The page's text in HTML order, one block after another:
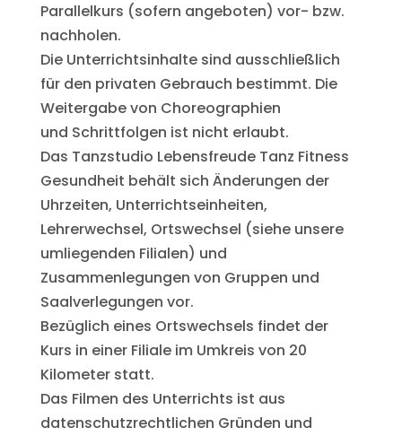
Parallelkurs (sofern angeboten) vor- bzw.
nachholen.
Die Unterrichtsinhalte sind ausschließlich
für den privaten Gebrauch bestimmt. Die
Weitergabe von Choreographien
und Schrittfolgen ist nicht erlaubt.
Das Tanzstudio Lebensfreude Tanz Fitness
Gesundheit behält sich Änderungen der
Uhrzeiten, Unterrichtseinheiten,
Lehrerwechsel, Ortswechsel (siehe unsere
umliegenden Filialen) und
Zusammenlegungen von Gruppen und
Saalverlegungen vor.
Bezüglich eines Ortswechsels findet der
Kurs in einer Filiale im Umkreis von 20
Kilometer statt.
Das Filmen des Unterrichts ist aus
datenschutzrechtlichen Gründen und